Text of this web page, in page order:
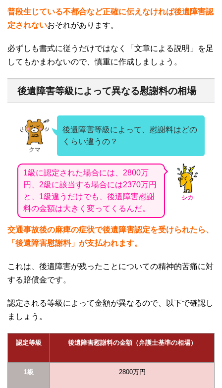
普段生じている不都合など正確に伝えなければ後遺障害認
定されないおそれがあります。
必ずしも書式に従うだけではなく「文章による説明」を足
してもかまわないので、慎重に作成しましょう。
後遺障害等級によって異なる慰謝料の相場
クマ
後遺障害等級によって、慰謝料はどの
くらい違うの？
シカ
1級に認定された場合には、2800万
円、2級に該当する場合には2370万円
と、1級違うだけでも、後遺障害慰謝
料の金額は大きく変ってくるんだ。
交通事故後の麻痺の症状で後遺障害認定を受けられたら、
「後遺障害慰謝料」が支払われます。
これは、後遺障害が残ったことについての精神的苦痛に対
する賠償金です。
認定される等級によって金額が異なるので、以下で確認し
ましょう。
認定等級 後遺障害慰謝料の金額（弁護士基準の相場）
1級 2800万円